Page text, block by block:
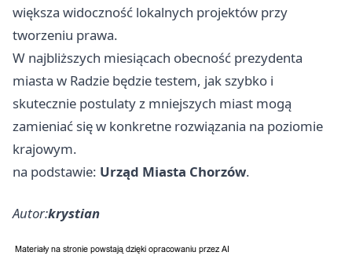
większa widoczność lokalnych projektów przy
tworzeniu prawa.
W najbliższych miesiącach obecność prezydenta
miasta w Radzie będzie testem, jak szybko i
skutecznie postulaty z mniejszych miast mogą
zamieniać się w konkretne rozwiązania na poziomie
krajowym.
na podstawie: Urząd Miasta Chorzów.
Autor:krystian